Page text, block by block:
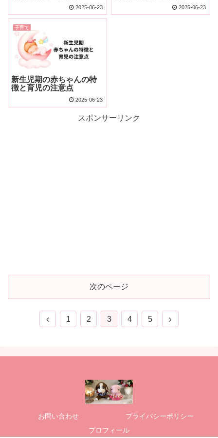
2025-06-23 2025-06-23
子育て
新生児期の赤ちゃんの特
徴と育児の注意点
2025-06-23
スポンサーリンク
次のページ
1 2 3 4 5
お問い合わせ
プライバシーポリシー
プロフィール